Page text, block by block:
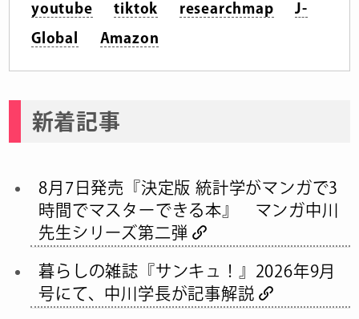
youtube tiktok researchmap J-
Global Amazon
新着記事
8月7日発売『決定版 統計学がマンガで3
時間でマスターできる本』 マンガ中川
先生シリーズ第二弾
暮らしの雑誌『サンキュ！』2026年9月
号にて、中川学長が記事解説